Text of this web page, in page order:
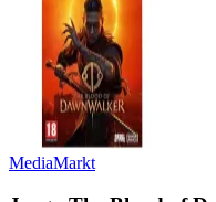
MediaMarkt